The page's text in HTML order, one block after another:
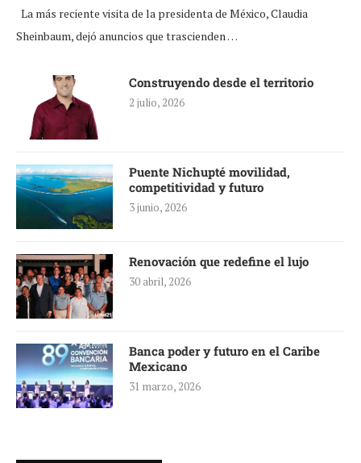
La más reciente visita de la presidenta de México, Claudia
Sheinbaum, dejó anuncios que trascienden …
Construyendo desde el territorio
2 julio, 2026
Puente Nichupté movilidad,
competitividad y futuro
3 junio, 2026
Renovación que redefine el lujo
30 abril, 2026
Banca poder y futuro en el Caribe
Mexicano
31 marzo, 2026